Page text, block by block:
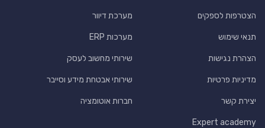
הצטרפות לספקים
תנאי שימוש
הצהרת נגישות
מדיניות פרטיות
יצירת קשר
Expert academy
מערכת דיוור
מערכות ERP
שירותי מחשוב לעסק
שירותי אבטחת מידע וסייבר
חברות אוטומציה